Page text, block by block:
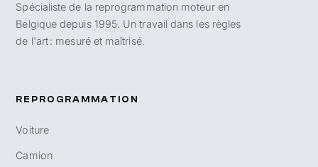
Spécialiste de la reprogrammation moteur en
Belgique depuis 1995. Un travail dans les règles
de l'art : mesuré et maîtrisé.
REPROGRAMMATION
Voiture
Camion